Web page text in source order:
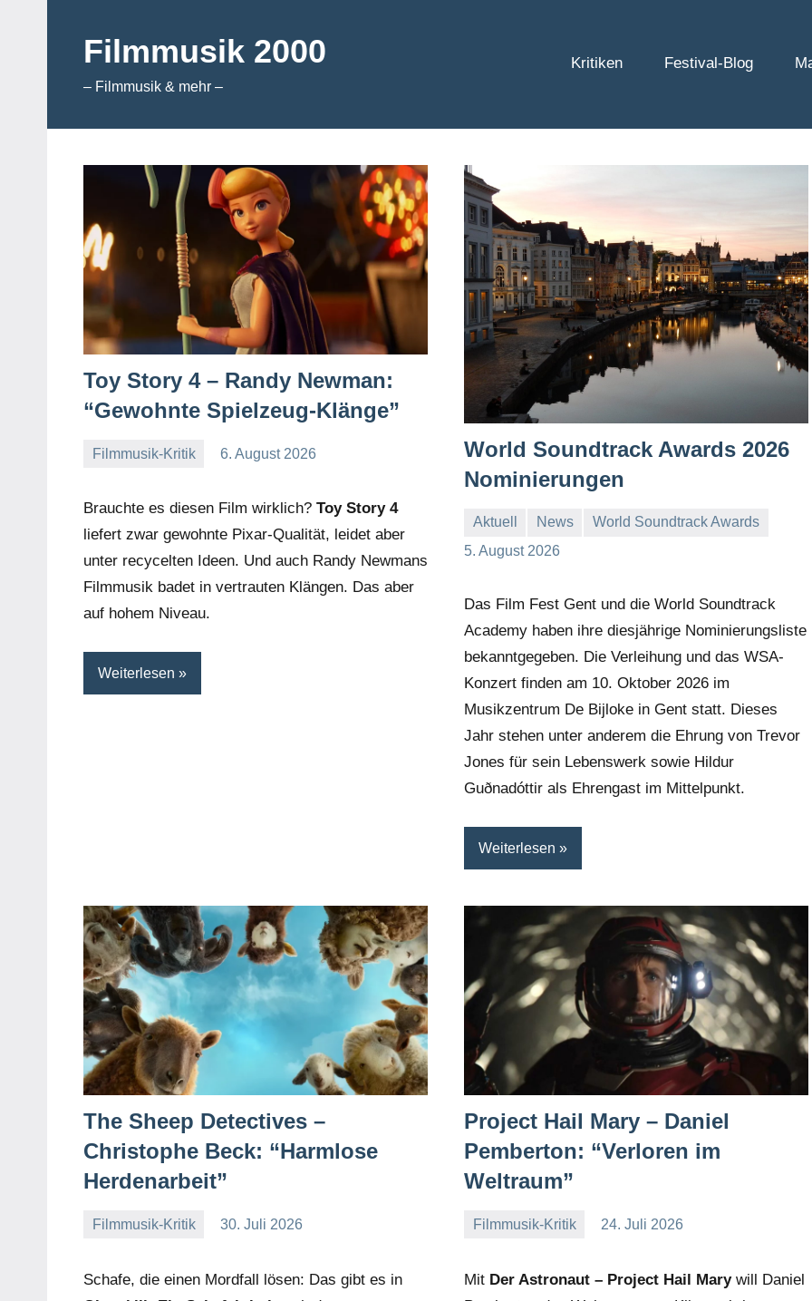
springenFilmmusik 2000
– Filmmusik & mehr –
Kritiken Festival-Blog
Toy Story 4 – Randy Newman:
“Gewohnte Spielzeug-Klänge”
Filmmusik-Kritik
6. August 2026
Brauchte es diesen Film wirklich? Toy Story 4
liefert zwar gewohnte Pixar-Qualität, leidet aber
unter recycelten Ideen. Und auch Randy Newmans
Filmmusik badet in vertrauten Klängen. Das aber
auf hohem Niveau.
Weiterlesen
World Soundtrack Awards 2026
Nominierungen
Aktuell News
World Soundtrack Awards
5. August 2026
Mike
Keine
Das Film Fest Gent und die World Soundtrack
Academy haben ihre diesjährige Nominierungsliste
bekanntgegeben. Die Verleihung und das WSA-
Konzert finden am 10. Oktober 2026 im
Musikzentrum De Bijloke in Gent statt. Dieses
Jahr stehen unter anderem die Ehrung von Trevor
Jones für sein Lebenswerk sowie Hildur
Guðnadóttir als Ehrengast im Mittelpunkt.
Weiterlesen
The Sheep Detectives –
Christophe Beck: “Harmlose
Herdenarbeit”
Filmmusik-Kritik
30. Juli 2026
Schafe, die einen Mordfall lösen: Das gibt es in
Project Hail Mary – Daniel
Pemberton: “Verloren im
Weltraum”
Filmmusik-Kritik
24. Juli 2026
Mit Der Astronaut – Project Hail Marywill Daniel